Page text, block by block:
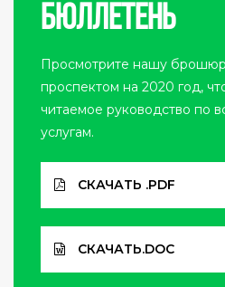
бюллетень
Просмотрите нашу
проспектом на 2020 год,
читаемое руководство по
услугам.
СКАЧАТЬ .PDF
СКАЧАТЬ.DOC